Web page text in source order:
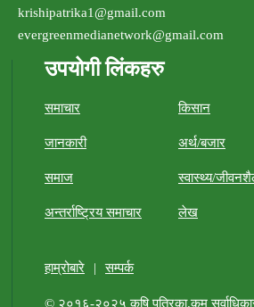
krishipatrika1@gmail.com
evergreenmedianetwork@gmail.com
उपयोगी लिंकहरु
समाचार किसान
जानकारी अर्थ/बजार
समाज स्वास्थ्य/
अन्तर्राष्ट्रिय समाचार लेख
हाम्रोबारे | सम्पर्क
© २०१६-२०२५कृषि पत्रिका.कम